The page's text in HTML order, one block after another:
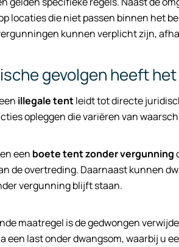
locaties die niet passen binnen het
kunnen verplicht zijn,
gevolgen heeft
illegale tentleidt tot directe
opleggen die variëren van
een boete tent zonder vergunning
de overtreding. Daarnaast kunnen
vergunning blijft staan.
maatregel is de gedwongen
een last onder dwangsom, waarbij u